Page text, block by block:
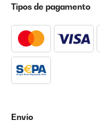
Tipos de pagamento
Envio